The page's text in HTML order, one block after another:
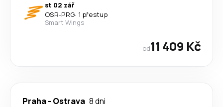
st 02 zář
OSR-PRG· 1 přestup
Smart Wings
od11 409 Kč
Praha- Ostrava 8 dni